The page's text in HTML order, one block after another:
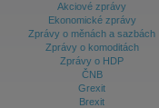
Akciové zprávy
Ekonomické zprávy
Zprávy o měnách a sazbách
Zprávy o komoditách
Zprávy o HDP
ČNB
Grexit
Brexit